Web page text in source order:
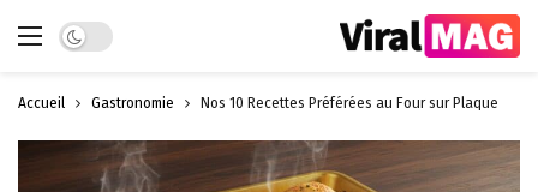
Dark mode
Accueil Gastronomie Nos 10 Recettes Préférées au Four sur Plaque